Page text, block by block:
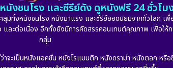
งชนโรง และซีรีย์ดัง ดูหนังฟรี 24 ชั่วโ
งหนังชนโรง หนังมาแรง และซีรีย์ยอดนิยมจากทั่วโลก เ
และต่อเนื่อง อีกทั้งยังมีการคัดสรรคอนเทนต์คุณภาพ เพื่อใ
กลุ่ม
าจะเป็นหนังแอคชั่น หนังโรแมนติก หนังดราม่า หนังตลก